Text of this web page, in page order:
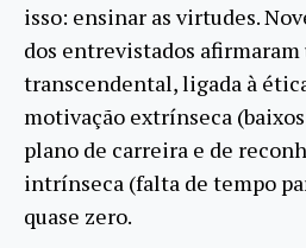
isso: ensinar as virtudes.
dos entrevistados
transcendental, ligada à
motivação extrínseca
plano de carreira e de
intrínseca (falta de tempo
quase zero.